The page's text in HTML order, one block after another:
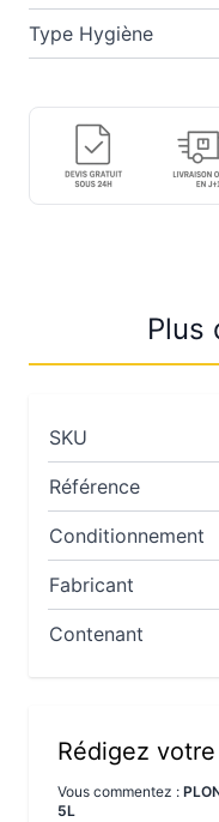
Type Hygiène
Plus
SKU
Référence
Conditionnement
Fabricant
Contenant
Rédigez
Vous commentez :
5L